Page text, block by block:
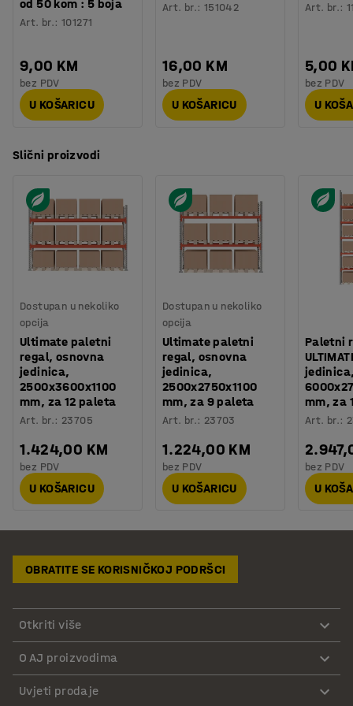
od 50 kom : 5 boja
Art. br.:101271
9,00 KM
bez PDV
U KOŠARICU
Art. br.: 151042
16,00 KM
bez PDV
U KOŠARICU
Art. br.:
5,00
bez PDV
U
Slični proizvodi
Dostupan u nekoliko
opcija
Ultimate paletni
regal, osnovna
jedinica,
2500x3600x1100
mm, za 12 paleta
Art. br.: 23705
1.424,00 KM
bez PDV
U KOŠARICU
Dostupan u nekoliko
opcija
Ultimate paletni
regal, osnovna
jedinica,
2500x2750x1100
mm, za 9 paleta
Art. br.: 23703
1.224,00 KM
bez PDV
U KOŠARICU
Paletni
mm, za
Art. br.:
bez PDV
U
OBRATITE SE KORISNIČKOJ PODRŠCI
Otkriti više
O AJ proizvodima
Uvjeti prodaje